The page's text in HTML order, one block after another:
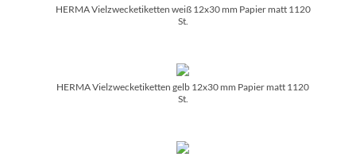
HERMA Vielzwecketiketten weiß 12x30 mm Papier matt 1120
St.
HERMA Vielzwecketiketten gelb 12x30 mm Papier matt 1120
St.